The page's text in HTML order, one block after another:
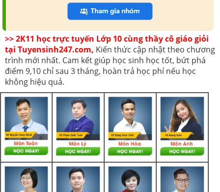
>> 2K11 học trực tuyến Lớp 10 cùng thầy cô giáo giỏi
tại Tuyensinh247.com, Kiến thức cập nhật theo chương
trình mới nhất. Cam kết giúp học sinh học tốt, bứt phá
điểm 9,10 chỉ sau 3 tháng, hoàn trả học phí nếu học
không hiệu quả.